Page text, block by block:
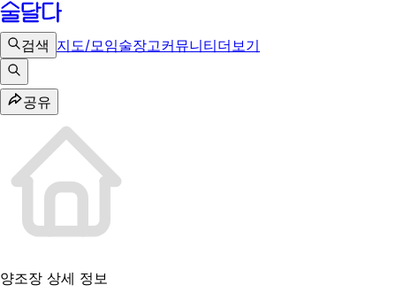
검색 지도/모임술장고커뮤니티더보기
공유
양조장 상세 정보